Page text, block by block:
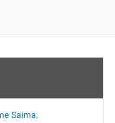
Saima;